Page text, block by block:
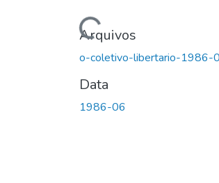
Carregando...
Arquivos
o-coletivo-libertario-1986-
Data
1986-06